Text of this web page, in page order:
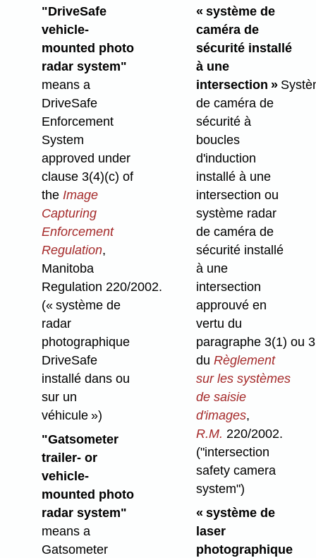
"DriveSafe
vehicle-
mounted photo
radar system"
means a
DriveSafe
Enforcement
System
approved under
clause 3(4)⁠(c) of
theImage
Capturing
Enforcement
Regulation,
Manitoba
Regulation 220/2002.
(« système de
radar
photographique
DriveSafe
installé dans ou
sur un
véhicule »)
"Gatsometer
trailer- or
vehicle-
mounted photo
radar system"
means a
Gatsometer
« système de
caméra de
sécurité installé
à une
intersection »
de caméra de
sécurité à
boucles
d'induction
installé à une
intersection ou
système radar
de caméra de
sécurité installé
à une
intersection
approuvé en
vertu du
paragraphe 3(1) ou
du Règlement
sur les systèmes
de saisie
d'images,
R.M. 220/2002.
("intersection
safety camera
system")
« système de
laser
photographique